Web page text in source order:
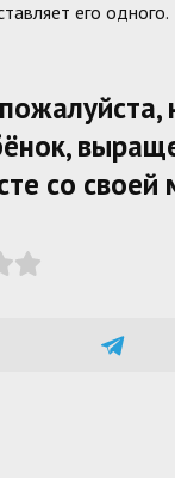
его одного.
со своей